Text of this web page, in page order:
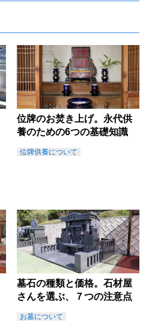
位牌のお焚き上げ。永代供
養のための6つの基礎知識
位牌供養について
墓石の種類と価格。石材屋
さんを選ぶ、７つの注意点
お墓について